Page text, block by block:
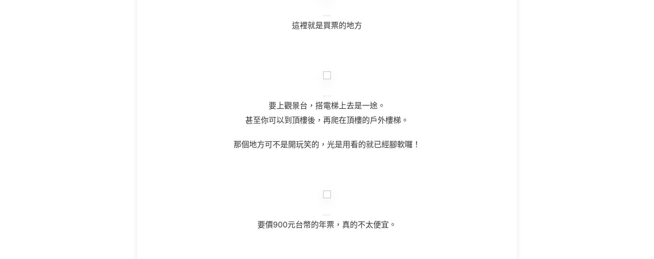
這裡就是買票的地方
要上觀景台，搭電梯上去是一途。
甚至你可以到頂樓後，再爬在頂樓的戶外樓梯。
那個地方可不是開玩笑的，光是用看的就已經腳軟囉！
要價900元台幣的年票，真的不太便宜。